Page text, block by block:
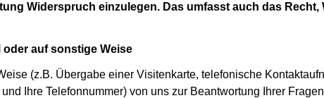
Widerspruch einzulegen. Das umfasst auch das
auf sonstige Weise
(z.B. Übergabe einer Visitenkarte, telefonische
Ihre Telefonnummer) von uns zur Beantwortung Ihrer